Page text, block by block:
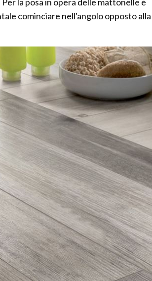
cominciare nell'angolo opposto alla